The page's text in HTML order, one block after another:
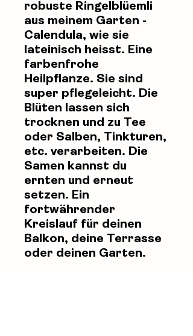
robuste Ringelblüemli
aus meinem Garten -
Calendula, wie sie
lateinisch heisst. Eine
farbenfrohe
Heilpflanze. Sie sind
super pflegeleicht. Die
Blüten lassen sich
trocknen und zu Tee
oder Salben, Tinkturen,
etc. verarbeiten. Die
Samen kannst du
ernten und erneut
setzen. Ein
fortwährender
Kreislauf für deinen
Balkon, deine Terrasse
oder deinen Garten.